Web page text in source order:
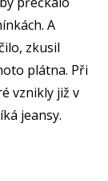
A
zkusil
plátna. Při
vznikly již v
jeansy.